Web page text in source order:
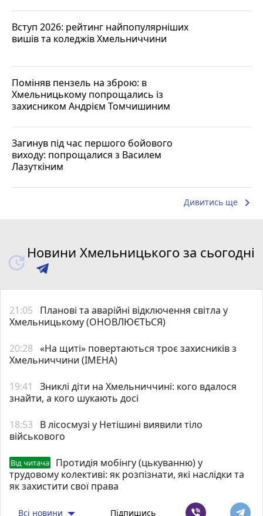
Вступ 2026: рейтинг найпопулярніших
вишів та коледжів Хмельниччини
Поміняв пензель на зброю: в
Хмельницькому попрощались із
захисником Андрієм Томчишиним
Загинув під час першого бойового
виходу: попрощалися з Василем
Лазуткіним
Дивитись ще keyboard_arrow_right
Новини Хмельницького за сьогодні
21:05
Планові та аварійні відключення світла у
Хмельницькому (ОНОВЛЮЄТЬСЯ)
20:28 «На щиті» повертаються троє захисників з
Хмельниччини (ІМЕНА)
19:41
Зниклі діти на Хмельниччині: кого вдалося
знайти, а кого шукають досі
18:53
В лісосмузі у Нетішині виявили тіло
військового
Від читача
Протидія мобінгу (цькуванню) у
трудовому колективі: як розпізнати, які наслідки та
як захистити свої права
Всі новини Підпишись